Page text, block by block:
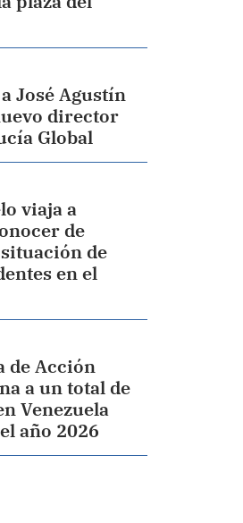
José Agustín
director
Global
viaja a
de
de
en el
de Acción
a un total de
Venezuela
año 2026